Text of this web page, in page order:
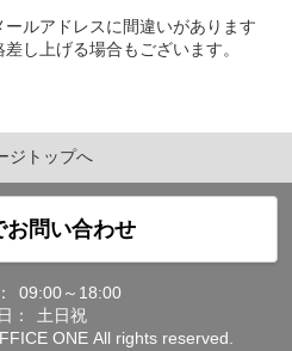
ルアドレスに間違いがあります
し上げる場合もございます。
ジトップへ
お問い合わせ
09:00～18:00
：
土日祝
ONE All rights reserved.